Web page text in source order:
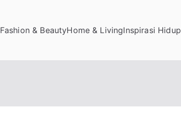
Fashion & BeautyHome & LivingInspirasi Hidup